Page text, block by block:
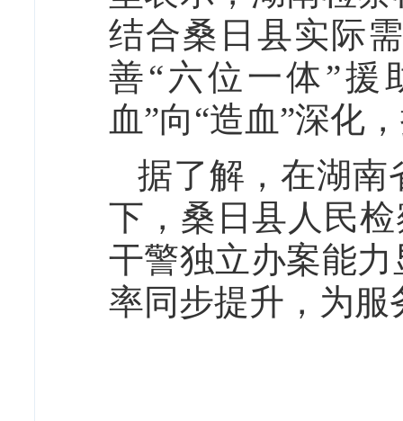
结合桑日县实际
善“六位一体”援
血”向“造血”深化
据了解，在湖南
下，桑日县人民
干警独立办案能
率同步提升，为